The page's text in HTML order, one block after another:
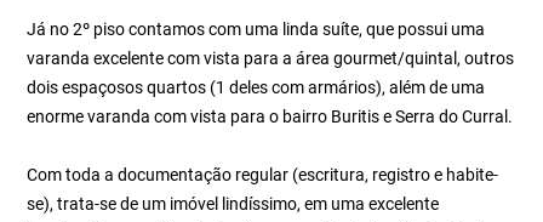
Já no 2º piso contamos com uma linda suíte, que possui uma
varanda excelente com vista para a área gourmet/quintal, outros
dois espaçosos quartos (1 deles com armários), além de uma
enorme varanda com vista para o bairro Buritis e Serra do Curral.
Com toda a documentação regular (escritura, registro e habite-
se), trata-se de um imóvel lindíssimo, em uma excelente